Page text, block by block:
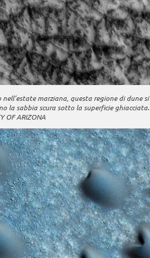
marziana, questa regione di dune si
la sabbia scura sotto la superficie ghiacciata.
OF ARIZONA